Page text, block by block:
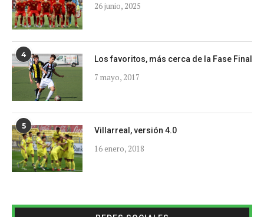
26 junio, 2025
4 Los favoritos, más cerca de la Fase Final
7 mayo, 2017
5 Villarreal, versión 4.0
16 enero, 2018